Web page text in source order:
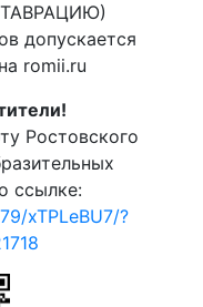
допускается
romii.ru
Ростовского
ссылке:
xTPLeBU7/?